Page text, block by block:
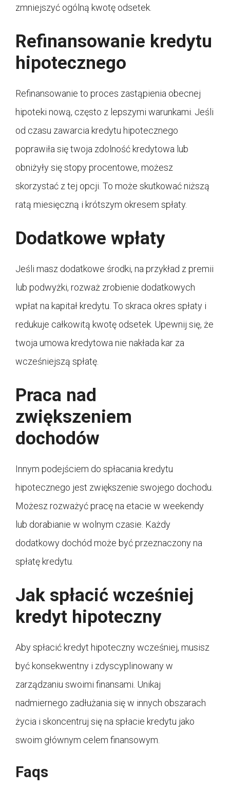
zmniejszyć ogólną kwotę odsetek.
Refinansowanie kredytu
hipotecznego
Refinansowanie to proces zastąpienia obecnej
hipoteki nową, często z lepszymi warunkami. Jeśli
od czasu zawarcia kredytu hipotecznego
poprawiła się twoja zdolność kredytowa lub
obniżyły się stopy procentowe, możesz
skorzystać z tej opcji. To może skutkować niższą
ratą miesięczną i krótszym okresem spłaty.
Dodatkowe wpłaty
Jeśli masz dodatkowe środki, na przykład z premii
lub podwyżki, rozważ zrobienie dodatkowych
wpłat na kapitał kredytu. To skraca okres spłaty i
redukuje całkowitą kwotę odsetek. Upewnij się, że
twoja umowa kredytowa nie nakłada kar za
wcześniejszą spłatę.
Praca nad
zwiększeniem
dochodów
Innym podejściem do spłacania kredytu
hipotecznego jest zwiększenie swojego dochodu.
Możesz rozważyć pracę na etacie w weekendy
lub dorabianie w wolnym czasie. Każdy
dodatkowy dochód może być przeznaczony na
spłatę kredytu.
Jak spłacić wcześniej
kredyt hipoteczny
Aby spłacić kredyt hipoteczny wcześniej, musisz
być konsekwentny i zdyscyplinowany w
zarządzaniu swoimi finansami. Unikaj
nadmiernego zadłużania się w innych obszarach
życia i skoncentruj się na spłacie kredytu jako
swoim głównym celem finansowym.
Faqs